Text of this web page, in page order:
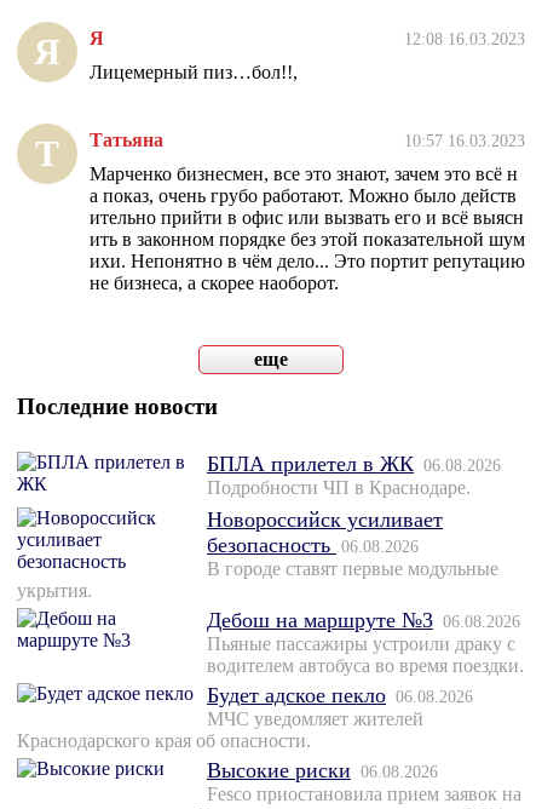
Я Я 12:08 16.03.2023
Лицемерный пиз…бол!!,
Т Татьяна 10:57 16.03.2023
Марченко бизнесмен, все это знают, зачем это всё н
а показ, очень грубо работают. Можно было действ
ительно прийти в офис или вызвать его и всё выясн
ить в законном порядке без этой показательной шум
ихи. Непонятно в чём дело... Это портит репутацию
не бизнеса, а скорее наоборот.
еще
Последние новости
БПЛА прилетел в ЖК 06.08.2026
Подробности ЧП в Краснодаре.
Новороссийск усиливает
безопасность 06.08.2026
В городе ставят первые модульные
укрытия.
Дебош на маршруте №3 06.08.2026
Пьяные пассажиры устроили драку с
водителем автобуса во время поездки.
Будет адское пекло 06.08.2026
МЧС уведомляет жителей
Краснодарского края об опасности.
Высокие риски 06.08.2026
Fesco приостановила прием заявок на